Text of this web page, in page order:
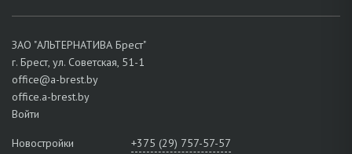
ЗАО "АЛЬТЕРНАТИВА Брест"
г. Брест, ул. Советская, 51-1
office@a-brest.by
office.a-brest.by
Войти
Новостройки
+375 (29) 757-57-57